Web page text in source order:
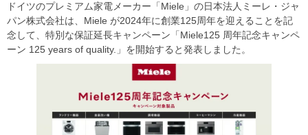
ドイツのプレミアム家電メーカー「Miele」の日本法人ミーレ・ジャ
パン株式会社は、Miele が2024年に創業125周年を迎えることを記
念して、特別な保証延長キャンペーン「Miele125 周年記念キャンペ
ーン 125 years of quality.」を開始すると発表しました。